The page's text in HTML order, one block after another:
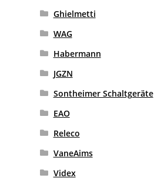
Ghielmetti
WAG
Habermann
JGZN
Sontheimer Schaltgeräte
EAO
Releco
VaneAims
Videx